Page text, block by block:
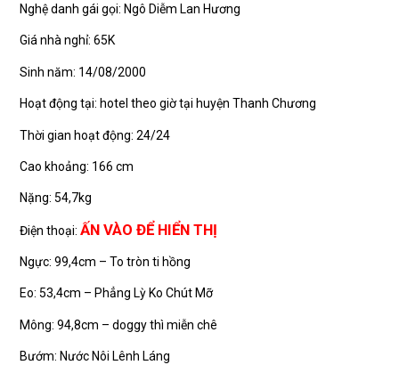
Nghệ danh gái gọi: Ngô Diễm Lan Hương
Giá nhà nghỉ: 65K
Sinh năm: 14/08/2000
Hoạt động tại: hotel theo giờ tại huyện Thanh Chương
Thời gian hoạt động: 24/24
Cao khoảng: 166 cm
Nặng: 54,7kg
Điện thoại:ẤN VÀO ĐỂ HIỂN THỊ
Ngực: 99,4cm – To tròn ti hồng
Eo: 53,4cm – Phẳng Lỳ Ko Chút Mỡ
Mông: 94,8cm – doggy thì miễn chê
Bướm: Nước Nôi Lênh Láng